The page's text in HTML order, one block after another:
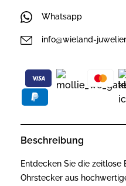
Whatsapp
info@wieland-
Beschreibung
Entdecken Sie die zeitlose
Ohrstecker aus